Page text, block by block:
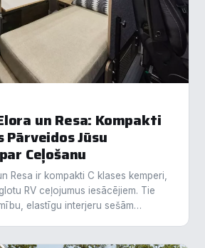
un Resa: Kompakti
Pārveidos Jūsu
Ceļošanu
Resa ir kompakti C klases kemperi,
RV ceļojumus iesācējiem. Tie
elastīgu interjeru sešām